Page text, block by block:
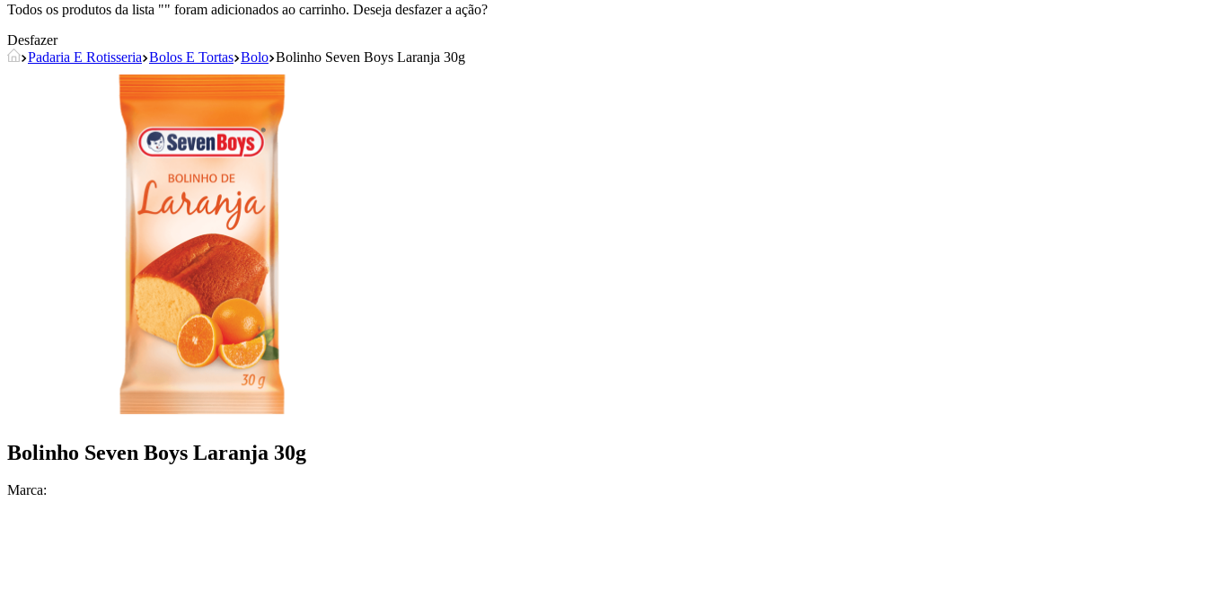
Todos os produtos da lista "" foram adicionados ao carrinho. Deseja desfazer a ação?
Desfazer
Padaria E Rotisseria Bolos E Tortas Bolo Bolinho Seven Boys Laranja 30g
Bolinho Seven Boys Laranja 30g
Marca: